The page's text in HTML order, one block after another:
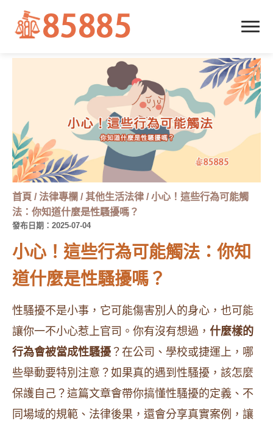
首頁 /法律專欄 / 其他生活法律 /小心！這些行為可能觸
法：你知道什麼是性騷擾嗎？
發布日期：2025-07-04
小心！這些行為可能觸法：你知
道什麼是性騷擾嗎？
性騷擾不是小事，它可能傷害別人的身心，也可能
讓你一不小心惹上官司。你有沒有想過， 什麼樣的
行為會被當成性騷擾 ？在公司、學校或捷運上，哪
些舉動要特別注意？如果真的遇到性騷擾，該怎麼
保護自己？這篇文章會帶你搞懂性騷擾的定義、不
同場域的規範、法律後果，還會分享真實案例，讓